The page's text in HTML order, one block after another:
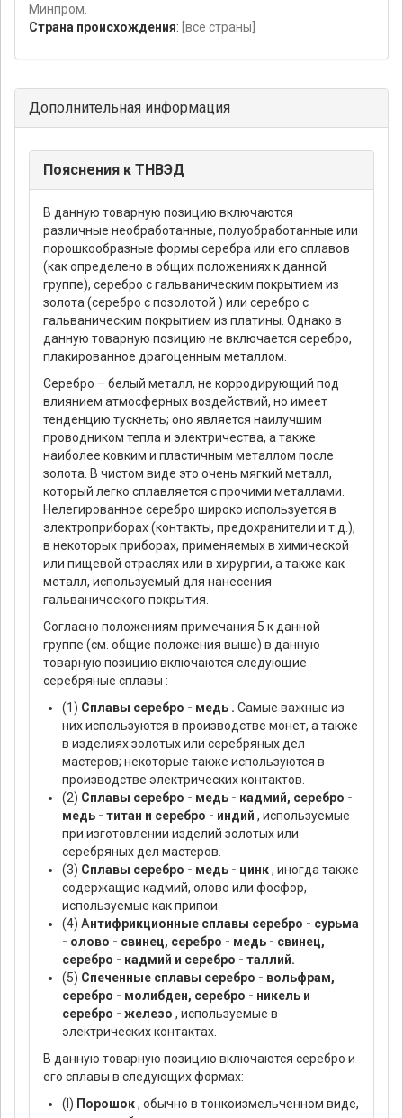
Минпром.
Страна происхождения: [все страны]
Дополнительная информация
Пояснения к ТНВЭД
В данную товарную позицию включаются
различные необработанные, полуобработанные или
порошкообразные формы серебра или его сплавов
(как определено в общих положениях к данной
группе), серебро с гальваническим покрытием из
золота (серебро с позолотой ) или серебро с
гальваническим покрытием из платины. Однако в
данную товарную позицию не включается серебро,
плакированное драгоценным металлом.
Серебро – белый металл, не корродирующий под
влиянием атмосферных воздействий, но имеет
тенденцию тускнеть; оно является наилучшим
проводником тепла и электричества, а также
наиболее ковким и пластичным металлом после
золота. В чистом виде это очень мягкий металл,
который легко сплавляется с прочими металлами.
Нелегированное серебро широко используется в
электроприборах (контакты, предохранители и т.д.),
в некоторых приборах, применяемых в химической
или пищевой отраслях или в хирургии, а также как
металл, используемый для нанесения
гальванического покрытия.
Согласно положениям примечания 5 к данной
группе (см. общие положения выше) в данную
товарную позицию включаются следующие
серебряные сплавы :
(1) Сплавы серебро - медь . Самые важные из
них используются в производстве монет, а также
в изделиях золотых или серебряных дел
мастеров; некоторые также используются в
производстве электрических контактов.
(2) Сплавы серебро - медь - кадмий, серебро -
медь - титан и серебро - индий , используемые
при изготовлении изделий золотых или
серебряных дел мастеров.
(3) Сплавы серебро - медь - цинк, иногда также
содержащие кадмий, олово или фосфор,
используемые как припои.
(4) Антифрикционные сплавы серебро - сурьма
- олово - свинец, серебро - медь - свинец,
серебро - кадмий и серебро - таллий.
(5) Спеченные сплавы серебро - вольфрам,
серебро - молибден, серебро - никель и
серебро - железо , используемые в
электрических контактах.
В данную товарную позицию включаются серебро и
его сплавы в следующих формах:
(I) Порошок, обычно в тонкоизмельченном виде,